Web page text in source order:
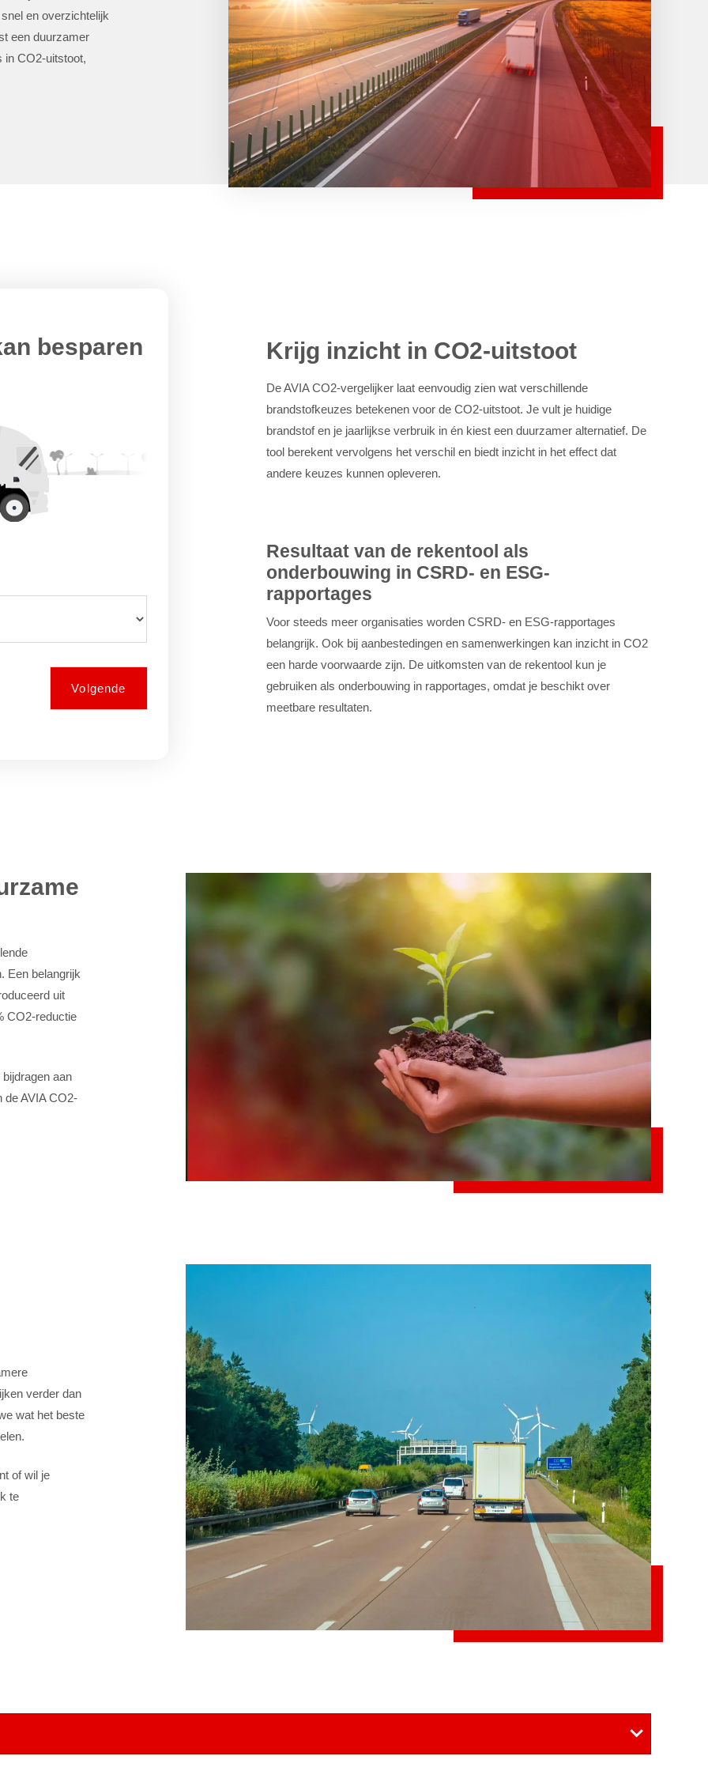
en overzichtelijk
een duurzamer
in CO2-uitstoot,
besparen
de uitstoot gemeten die
van het voertuig.
wordt de uitstoot gemeten
bij de productie en het
Volgende
Krijg inzicht in CO2-uitstoot
De AVIA CO2-vergelijker laat eenvoudig zien wat verschillende
brandstofkeuzes betekenen voor de CO2-uitstoot. Je vult je huidige
brandstof en je jaarlijkse verbruik in én kiest een duurzamer alternatief. De
tool berekent vervolgens het verschil en biedt inzicht in het effect dat
andere keuzes kunnen opleveren.
Resultaat van de rekentool als
onderbouwing in CSRD- en ESG-
rapportages
Voor steeds meer organisaties worden CSRD- en ESG-rapportages
belangrijk. Ook bij aanbestedingen en samenwerkingen kan inzicht in CO2
een harde voorwaarde zijn. De uitkomsten van de rekentool kun je
gebruiken als onderbouwing in rapportages, omdat je beschikt over
meetbare resultaten.
Een belangrijk
uit
CO2-reductie
aan
de AVIA CO2-
verder dan
wat het beste
of wil je
te